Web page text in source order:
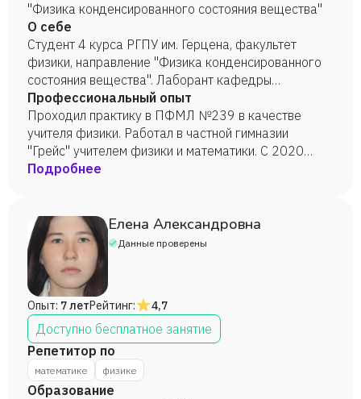
"Физика конденсированного состояния вещества"
О себе
Студент 4 курса РГПУ им. Герцена, факультет
физики, направление "Физика конденсированного
состояния вещества". Лаборант кафедры
теоретической физики. Знаю, люблю, живу физикой.
Математика прилагается.
Профессиональный опыт
Проходил практику в ПФМЛ №239 в качестве
учителя физики. Работал в частной гимназии
"Грейс" учителем физики и математики. С 2020
года в качестве репетитора работаю с учениками
подготовить с нуля нескольких студентов
заочников СПбГАСУ к экзамену по высшей
математики. В качестве репетитора по высшей
математики работал с некоторыми студентами
ИТМО. В качестве репетитора вводил в квантовую
механику студента медвуза.
Подробнее
Елена Александровна
Данные проверены
Опыт: 7 летРейтинг: 4,7
Доступно бесплатное занятие
Репетитор по
математике физике
Образование